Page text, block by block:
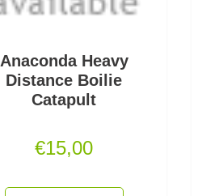
Anaconda Heavy
Distance Boilie
Catapult
€15,00